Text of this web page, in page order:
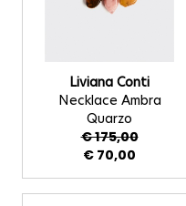
Liviana Conti
Necklace Ambra
Quarzo
€ 175,00
€ 70,00